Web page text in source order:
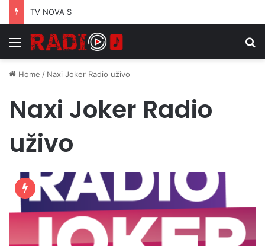
TV NOVA S
Menu
Home / Naxi Joker Radio uživo
Naxi Joker Radio
uživo